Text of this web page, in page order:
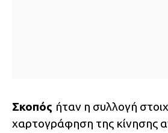
Σκοπός ήταν η συλλογή
χαρτογράφηση της κίνησης